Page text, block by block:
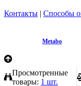
Контакты | Способы
Metabo
Просмотренные
товары: 1 шт.